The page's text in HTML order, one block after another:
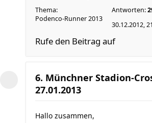
Thema:
Podenco-Runner 2013
Antworten:
30.12.2012,
Rufe den Beitrag auf
6. Münchner Stadion-
27.01.2013
Hallo zusammen,